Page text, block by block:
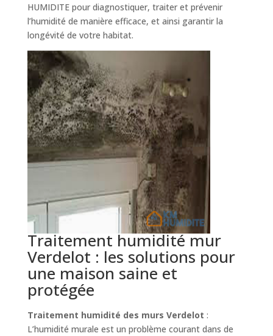
HUMIDITE pour diagnostiquer, traiter et prévenir
l’humidité de manière efficace, et ainsi garantir la
longévité de votre habitat.
Traitement humidité mur
Verdelot : les solutions pour
une maison saine et
protégée
Traitement humidité des murs Verdelot :
L’humidité murale est un problème courant dans de